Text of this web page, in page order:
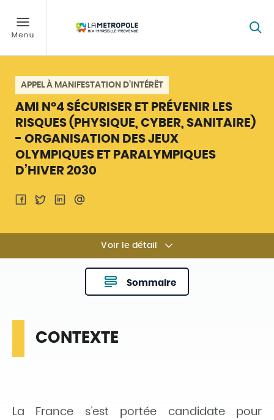
APPEL À MANIFESTATION D’INTÉRÊT
AMI N°4 SÉCURISER ET PRÉVENIR LES
RISQUES (PHYSIQUE, CYBER, SANITAIRE)
- ORGANISATION DES JEUX
OLYMPIQUES ET PARALYMPIQUES
D’HIVER 2030
Voir le détail
Sommaire
CONTEXTE
La France s’est portée candidate pour